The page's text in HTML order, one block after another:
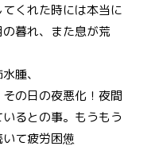
くれた時には本当に
暮れ、また息が荒
腫、
の日の夜悪化！夜間
るとの事。もうもう
て疲労困憊